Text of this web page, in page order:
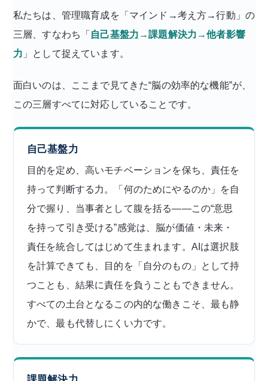
私たちは、管理職育成を「マインド→考え方→行動」の
三層、すなわち「 自己基盤力 →課題解決力→他者影響
力 」として捉えています。
面白いのは、ここまで見てきた“脳の効率的な機能”が、
この三層すべてに対応していることです。
自己基盤力
目的を定め、高いモチベーションを保ち、責任を
持って判断する力。「何のためにやるのか」を自
分で握り、当事者として腹を括る——この“意思
を持って引き受ける”感覚は、脳が価値・未来・
責任を統合してはじめて生まれます。AIは選択肢
を計算できても、目的を「自分のもの」として持
つことも、結果に責任を負うこともできません。
すべての土台となるこの内的な働きこそ、最も静
かで、最も代替しにくい力です。